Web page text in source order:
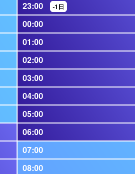
23:00 -1日
00:00
01:00
02:00
03:00
04:00
05:00
06:00
07:00
08:00